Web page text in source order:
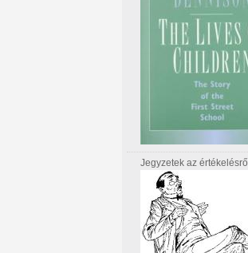
Jegyzetek az értékelésről